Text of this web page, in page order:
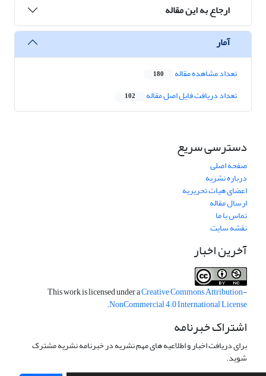
ارجاع به این مقاله
آمار
تعداد مشاهده مقاله 180
تعداد دریافت فایل اصل مقاله 102
دسترسی سریع
صفحه اصلی
درباره نشریه
اعضای هیات تحریریه
ارسال مقاله
تماس با ما
نقشه سایت
آخرین اخبار
This work is licensed under aCreative Commons Attribution-
NonCommercial 4.0 International License
.
اشتراک خبرنامه
برای دریافت اخبار و اطلاعیه های مهم نشریه در خبرنامه نشریه مشترک
شوید.